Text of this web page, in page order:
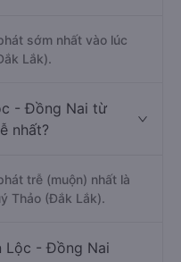
sớm nhất vào lúc
Lắk).
- Đồng Nai từ
nhất?
trễ (muộn) nhất là
Thảo (Đắk Lắk).
Lộc - Đồng Nai